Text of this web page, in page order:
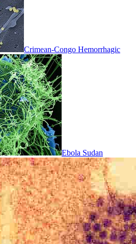
Crimean-Congo Hemorrhagic
Ebola Sudan